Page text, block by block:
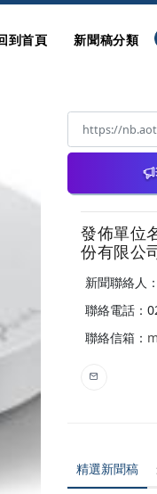
到首頁 新聞稿分類
發佈單位
份有限公
新聞聯絡人
聯絡電話：
聯絡信箱：
精選新聞稿